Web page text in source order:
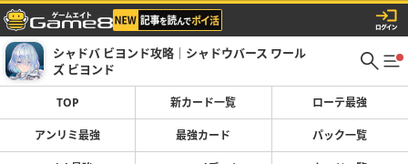
シャドバ ビヨンド攻略｜シャドウバース ワール
ズ ビヨンド
TOP 新カード一覧 ローテ最強
アンリミ最強 最強カード パック一覧